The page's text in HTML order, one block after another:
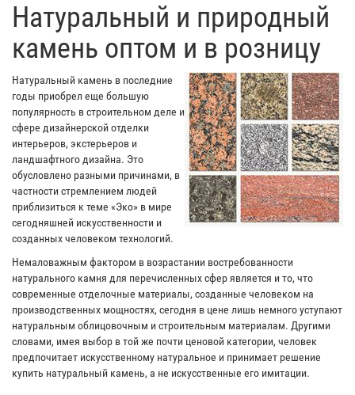
​Натуральный и природный
камень оптом и в розницу
Натуральный камень в последние
годы приобрел еще большую
популярность в строительном деле и
сфере дизайнерской отделки
интерьеров, экстерьеров и
ландшафтного дизайна. Это
обусловлено разными причинами, в
частности стремлением людей
приблизиться к теме «Эко» в мире
сегодняшней искусственности и
созданных человеком технологий.
Немаловажным фактором в возрастании востребованности
натурального камня для перечисленных сфер является и то, что
современные отделочные материалы, созданные человеком на
производственных мощностях, сегодня в цене лишь немного уступают
натуральным облицовочным и строительным материалам. Другими
словами, имея выбор в той же почти ценовой категории, человек
предпочитает искусственному натуральное и принимает решение
купить натуральный камень, а не искусственные его имитации.